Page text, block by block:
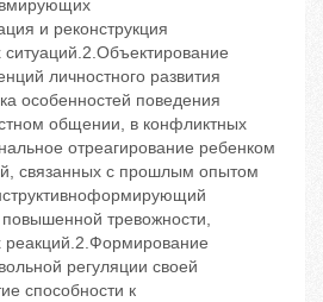
и реконструкция
личностного развития
особенностей поведения
общении, в конфликтных
отреагирование ребенком
связанных с прошлым опытом
тревожности,
реакций.2.Формирование
регуляции своей
способности к